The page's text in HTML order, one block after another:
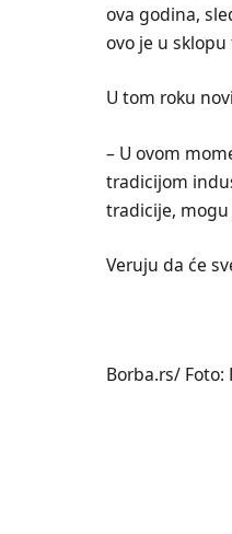
ova godina,
ovo je u
U tom roku
– U ovom
tradicijom
tradicije, mogu
Veruju da će
Borba.rs/ Foto: